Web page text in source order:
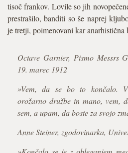
tisoč frankov. Lovile so jih
prestrašilo, banditi so še naprej
je tretji, poimenovani kar anarhistična
Octave Garnier, Pismo Messrs
19. marec 1912
»Vem, da se bo to končalo.
orožarno družbe in mano, vem,
sem, a upam, da boste za svojo
Anne Steiner, zgodovinarka,